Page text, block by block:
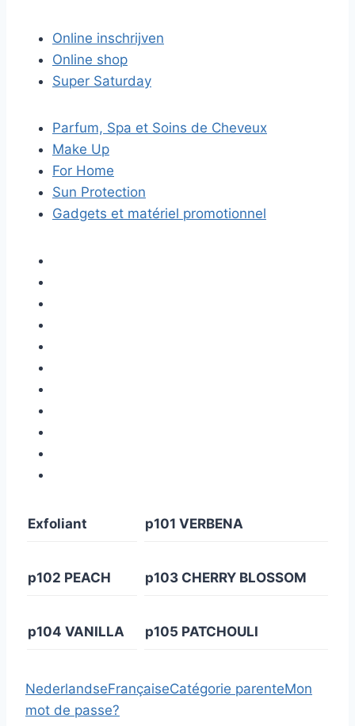
Online inschrijven
Online shop
Super Saturday
Parfum, Spa et Soins de Cheveux
Make Up
For Home
Sun Protection
Gadgets et matériel promotionnel
Exfoliant p101 VERBENA
p102 PEACH p103 CHERRY BLOSSOM
p104 VANILLA p105 PATCHOULI
NederlandseFrançaiseCatégorie parenteMon
mot de passe?